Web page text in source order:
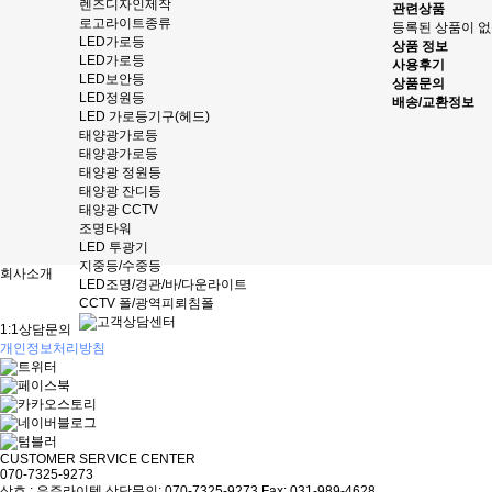
렌즈디자인제작
로고라이트종류
LED가로등
LED가로등
LED보안등
LED정원등
LED 가로등기구(헤드)
태양광가로등
태양광가로등
태양광 정원등
태양광 잔디등
태양광 CCTV
조명타워
LED 투광기
지중등/수중등
LED조명/경관/바/다운라이트
CCTV 폴/광역피뢰침폴
관련상품
등록된 상품이
상품 정보
사용후기
상품문의
배송/교환정보
회사소개
1:1상담문의
개인정보처리방침
CUSTOMER SERVICE CENTER
070-7325-9273